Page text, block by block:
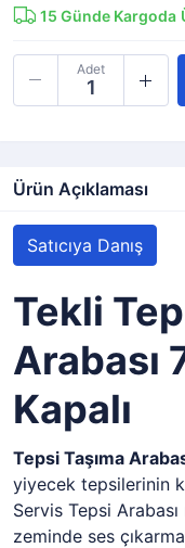
15 Günde Kargoda
Adet
Ürün Açıklaması
Satıcıya Danış
Tekli
Arabası
Kapalı
Tepsi Taşıma
yiyecek tepsilerinin
Servis Tepsi
zeminde ses